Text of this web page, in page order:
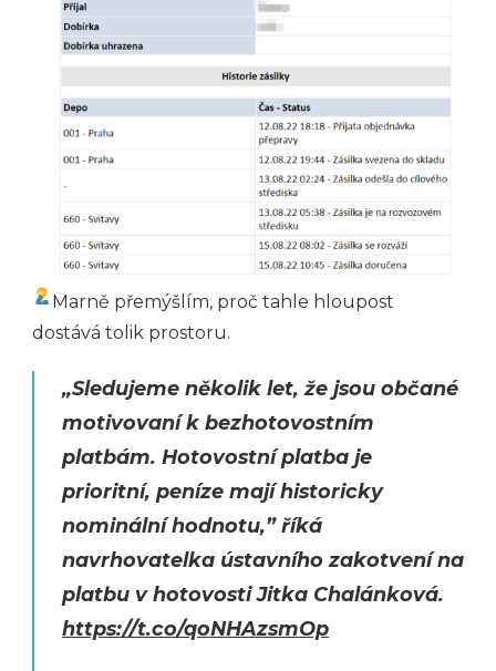
Marně přemýšlím, proč tahle hloupost
dostává tolik prostoru.
„Sledujeme několik let, že jsou občané
motivovaní k bezhotovostním
platbám. Hotovostní platba je
prioritní, peníze mají historicky
nominální hodnotu,” říká
navrhovatelka ústavního zakotvení na
platbu v hotovosti Jitka Chalánková.
https://t.co/qoNHAzsmOp